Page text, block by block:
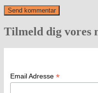
Tilmeld dig vores
Email Adresse *